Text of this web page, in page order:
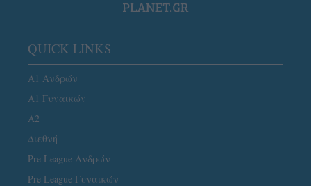
QUICK LINKS
Α1 Ανδρών
Α1 Γυναικών
A2
Διεθνή
Pre League Ανδρών
Pre League Γυναικών